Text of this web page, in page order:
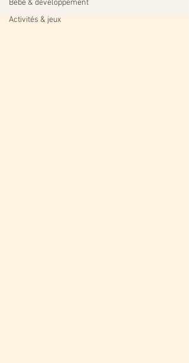
Bébé & développement
Activités & jeux